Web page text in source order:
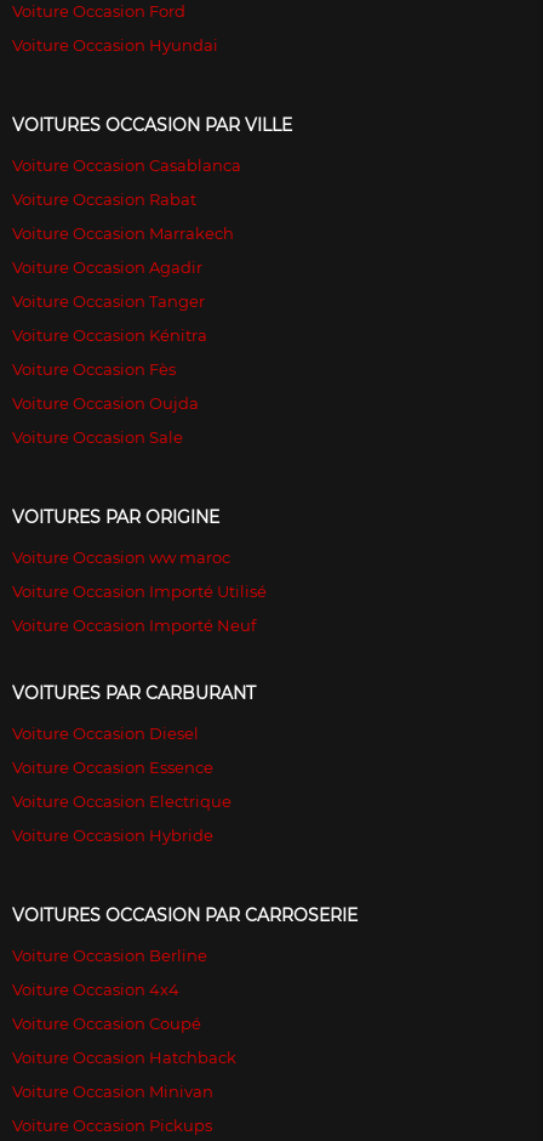
Voiture Occasion Ford
Voiture Occasion Hyundai
VOITURES OCCASION PAR VILLE
Voiture Occasion Casablanca
Voiture Occasion Rabat
Voiture Occasion Marrakech
Voiture Occasion Agadir
Voiture Occasion Tanger
Voiture Occasion Kénitra
Voiture Occasion Fès
Voiture Occasion Oujda
Voiture Occasion Sale
VOITURES PAR ORIGINE
Voiture Occasion ww maroc
Voiture Occasion Importé Utilisé
Voiture Occasion Importé Neuf
VOITURES PAR CARBURANT
Voiture Occasion Diesel
Voiture Occasion Essence
Voiture Occasion Electrique
Voiture Occasion Hybride
VOITURES OCCASION PAR CARROSERIE
Voiture Occasion Berline
Voiture Occasion 4x4
Voiture Occasion Coupé
Voiture Occasion Hatchback
Voiture Occasion Minivan
Voiture Occasion Pickups